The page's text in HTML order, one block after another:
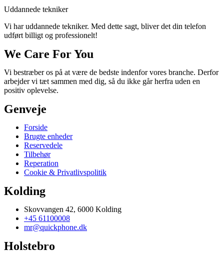
Uddannede tekniker
Vi har uddannede tekniker. Med dette sagt, bliver det din telefon
udført billigt og professionelt!
We Care For You
Vi bestræber os på at være de bedste indenfor vores branche. Derfor
arbejder vi tæt sammen med dig, så du ikke går herfra uden en
positiv oplevelse.
Genveje
Forside
Brugte enheder
Reservedele
Tilbehør
Reperation
Cookie & Privatlivspolitik
Kolding
Skovvangen 42, 6000 Kolding
+45 61100008
mr@quickphone.dk
Holstebro